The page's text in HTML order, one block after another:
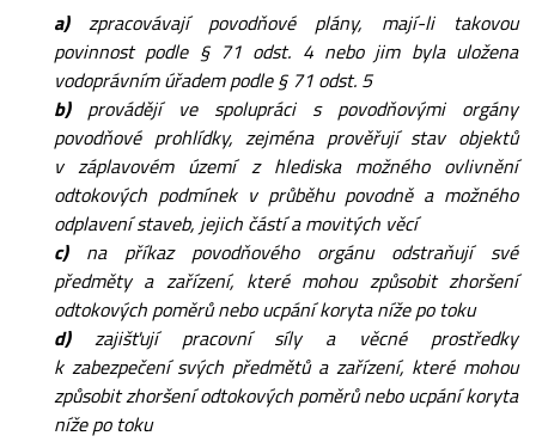
a)zpracovávají povodňové plány, mají-li takovou
povinnost podle § 71 odst. 4 nebo jim byla uložena
vodoprávním úřadem podle § 71 odst. 5
b)provádějí ve spolupráci s povodňovými orgány
povodňové prohlídky, zejména prověřují stav objektů
v záplavovém území z hlediska možného ovlivnění
odtokových podmínek v průběhu povodně a možného
odplavení staveb, jejich částí a movitých věcí
c)na příkaz povodňového orgánu odstraňují své
předměty a zařízení, které mohou způsobit zhoršení
odtokových poměrů nebo ucpání koryta níže po toku
d)zajišťují pracovní síly a věcné prostředky
k zabezpečení svých předmětů a zařízení, které mohou
způsobit zhoršení odtokových poměrů nebo ucpání koryta
níže po toku